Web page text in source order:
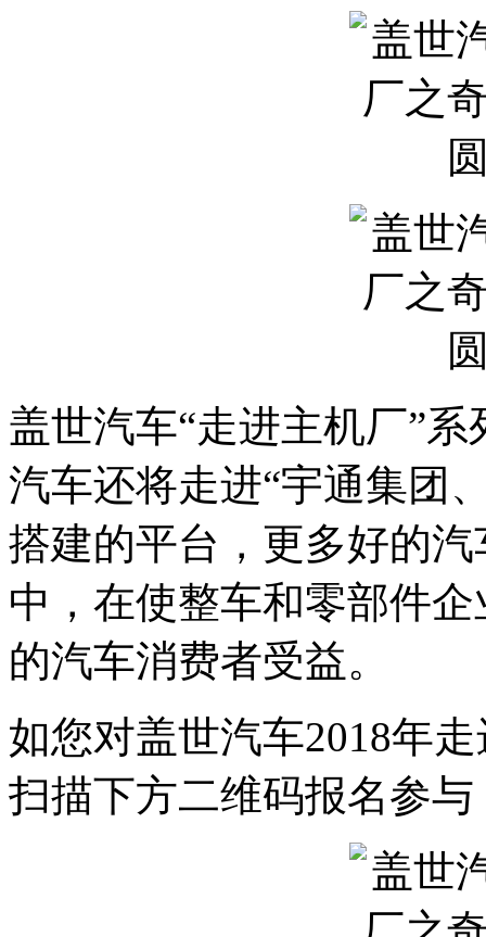
盖世汽车“走进主机厂”
汽车还将走进“宇通集团
搭建的平台，更多好的
中，在使整车和零部件
的汽车消费者受益。
如您对盖世汽车2018年
扫描下方二维码报名参与